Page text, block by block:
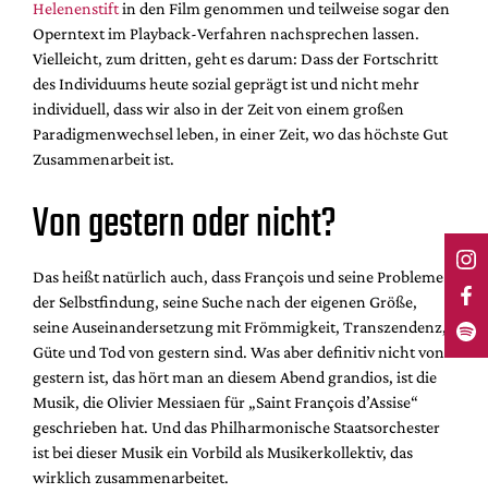
Helenenstiftin den Film genommen und teilweise sogar den
Operntext im Playback-Verfahren nachsprechen lassen.
Vielleicht, zum dritten, geht es darum: Dass der Fortschritt
des Individuums heute sozial geprägt ist und nicht mehr
individuell, dass wir also in der Zeit von einem großen
Paradigmenwechsel leben, in einer Zeit, wo das höchste Gut
Zusammenarbeit ist.
Von gestern oder nicht?
Das heißt natürlich auch, dass François und seine Probleme
der Selbstfindung, seine Suche nach der eigenen Größe,
seine Auseinandersetzung mit Frömmigkeit, Transzendenz,
Güte und Tod von gestern sind. Was aber definitiv nicht von
gestern ist, das hört man an diesem Abend grandios, ist die
Musik, die Olivier Messiaen für „Saint François d’Assise“
geschrieben hat. Und das Philharmonische Staatsorchester
ist bei dieser Musik ein Vorbild als Musikerkollektiv, das
wirklich zusammenarbeitet.